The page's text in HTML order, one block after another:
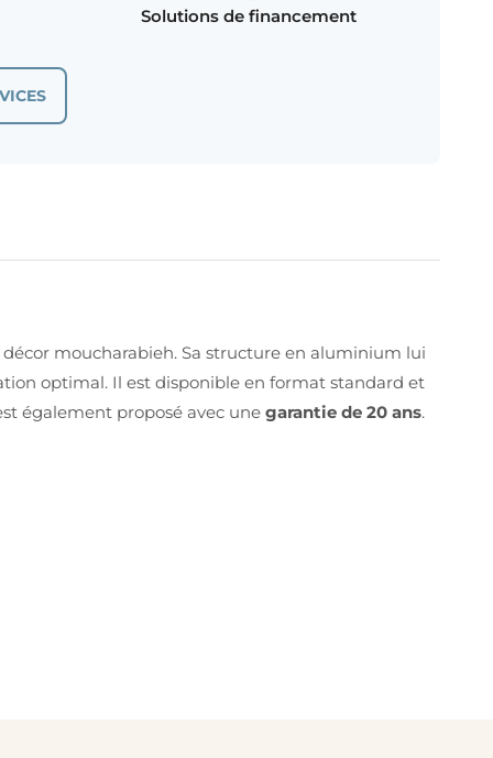
Solutions de financement
moucharabieh. Sa structure en aluminium lui
optimal. Il est disponible en format standard et
également proposé avec une garantie de 20 ans.